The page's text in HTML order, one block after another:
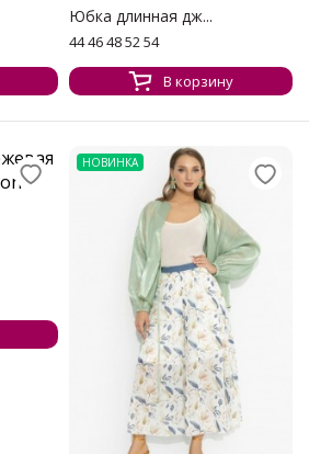
Юбка длинная дж...
44 46 48 52 54
В корзину
НОВИНКА